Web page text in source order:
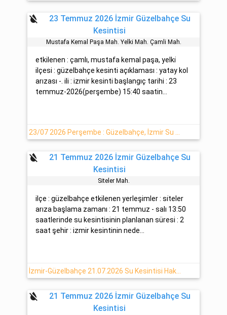
format_color_reset
23 Temmuz 2026 İzmir Güzelbahçe Su
Kesintisi
Mustafa Kemal Paşa Mah. Yelki̇ Mah. Çamli Mah.
etkilenen : çamlı, mustafa kemal paşa, yelki̇
ilçesi : güzelbahçe kesinti açıklaması : yatay kol
arızası -. ili : izmir kesinti başlangıç tarihi : 23
temmuz-2026(perşembe) 15:40 saatin...
format_color_reset
21 Temmuz 2026 İzmir Güzelbahçe Su
Kesintisi
Si̇teler Mah.
ilçe : güzelbahçe etkilenen yerleşimler : si̇teler
arıza başlama zamanı : 21 temmuz - salı 13:50
saatlerinde su kesintisinin planlanan süresi : 2
saat şehir : izmir kesintinin nede...
İzmir-Güzelbahçe 21.07.2026 Su Kesintisi Hakkında
format_color_reset
21 Temmuz 2026 İzmir Güzelbahçe Su
Kesintisi